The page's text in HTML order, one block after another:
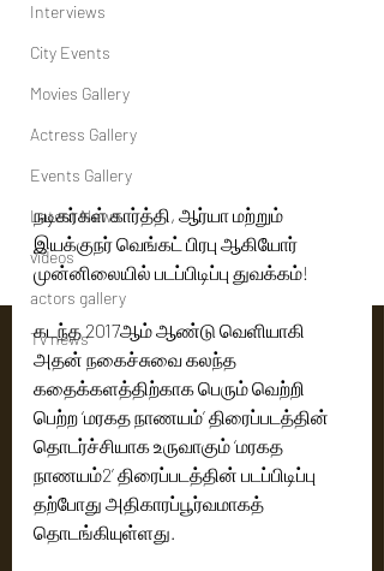
Interviews
City Events
Movies Gallery
Actress Gallery
Events Gallery
Latest News
videos
actors gallery
Tv news
நடிகர்கள் கார்த்தி, ஆர்யா மற்றும்
இயக்குநர் வெங்கட் பிரபு ஆகியோர்
முன்னிலையில் படப்பிடிப்பு துவக்கம்!
கடந்த 2017ஆம் ஆண்டு வெளியாகி
அதன் நகைச்சுவை கலந்த
கதைக்களத்திற்காக பெரும் வெற்றி
பெற்ற ‘மரகத நாணயம்’ திரைப்படத்தின்
தொடர்ச்சியாக உருவாகும் ‘மரகத
நாணயம்2’ திரைப்படத்தின் படப்பிடிப்பு
தற்போது அதிகாரப்பூர்வமாகத்
தொடங்கியுள்ளது.